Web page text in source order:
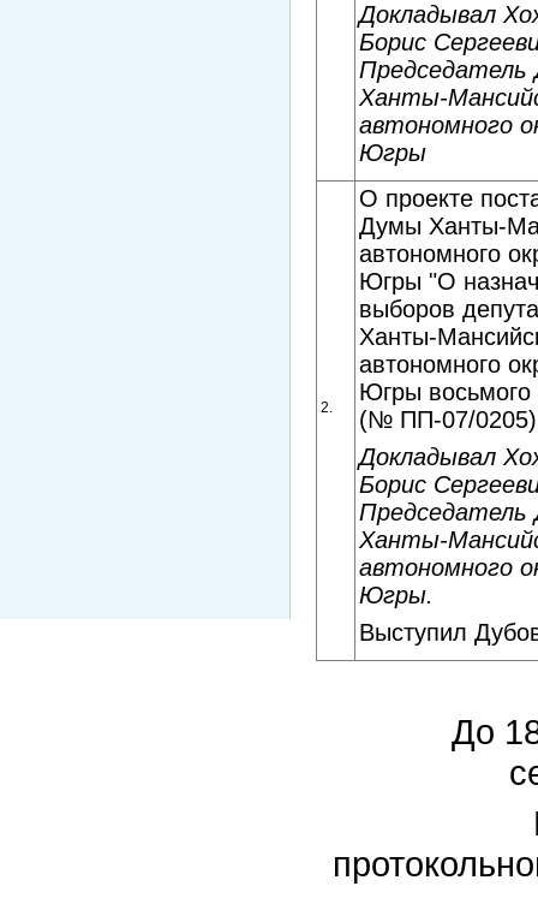
Докладывал
Борис
Ханты-
автономного
Югры
2.
О проекте
Думы Ханты-
автономного
Югры "О
выборов
Ханты-
автономного
Югры восьмого
(№ ПП-07/
Докладывал
Борис
Ханты-
автономного
Югры.
Выступил
До